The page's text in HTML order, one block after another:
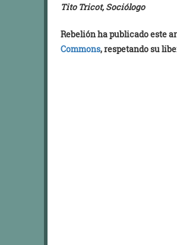
Tito Tricot, Sociólogo
Rebelión ha publicado este
Commons, respetando su